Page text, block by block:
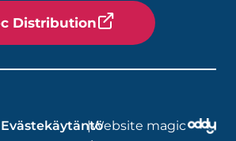
Distribution
Evästekäytäntö
|Website magic